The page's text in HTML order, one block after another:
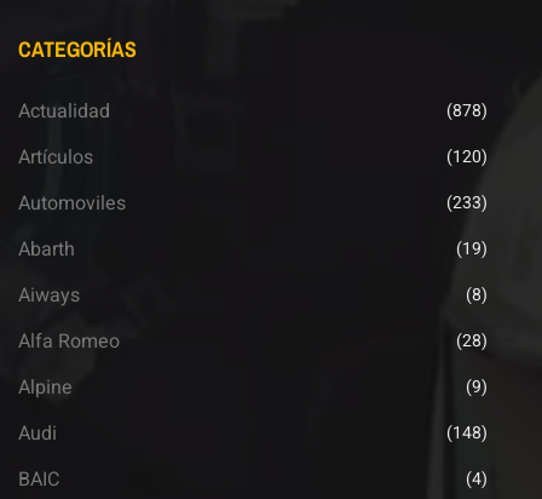
CATEGORÍAS
Actualidad (878)
Artículos (120)
Automoviles (233)
Abarth (19)
Aiways (8)
Alfa Romeo (28)
Alpine (9)
Audi (148)
BAIC (4)